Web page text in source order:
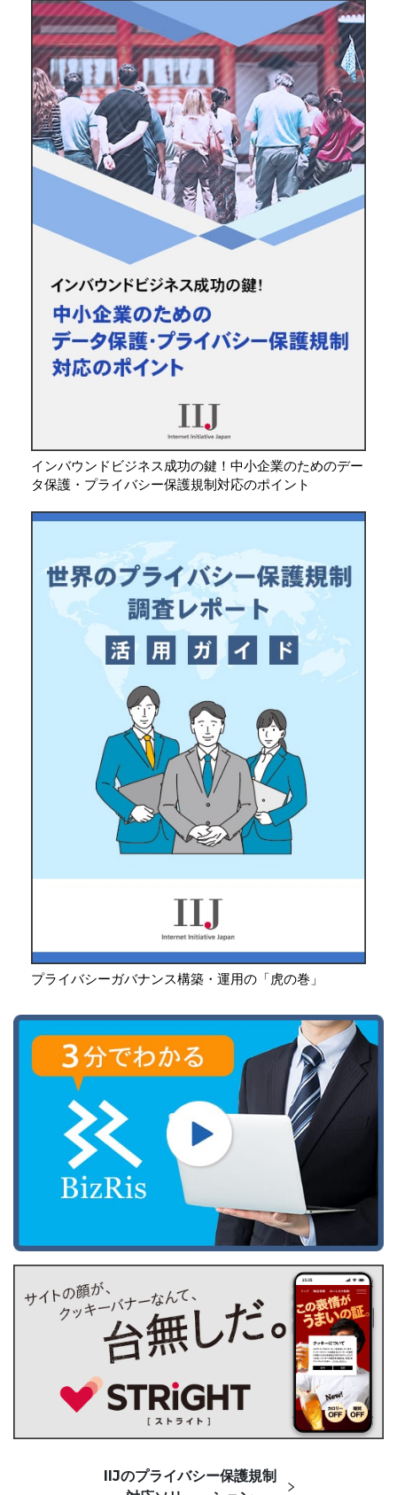
インバウンドビジネス成功の鍵！中小企業のためのデー
タ保護・プライバシー保護規制対応のポイント
プライバシーガバナンス構築・運用の「虎の巻」
IIJのプライバシー保護規制